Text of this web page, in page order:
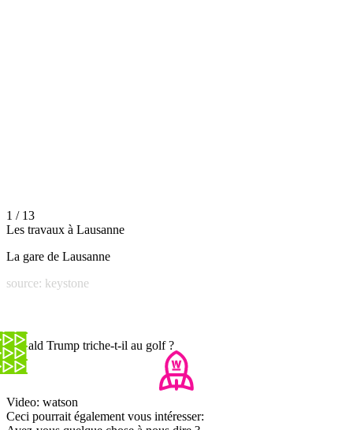
1 / 13
Les travaux à Lausanne
La gare de Lausanne
source: keystone
Donald Trump triche-t-il au golf ?
Video: watson
Ceci pourrait également vous intéresser: